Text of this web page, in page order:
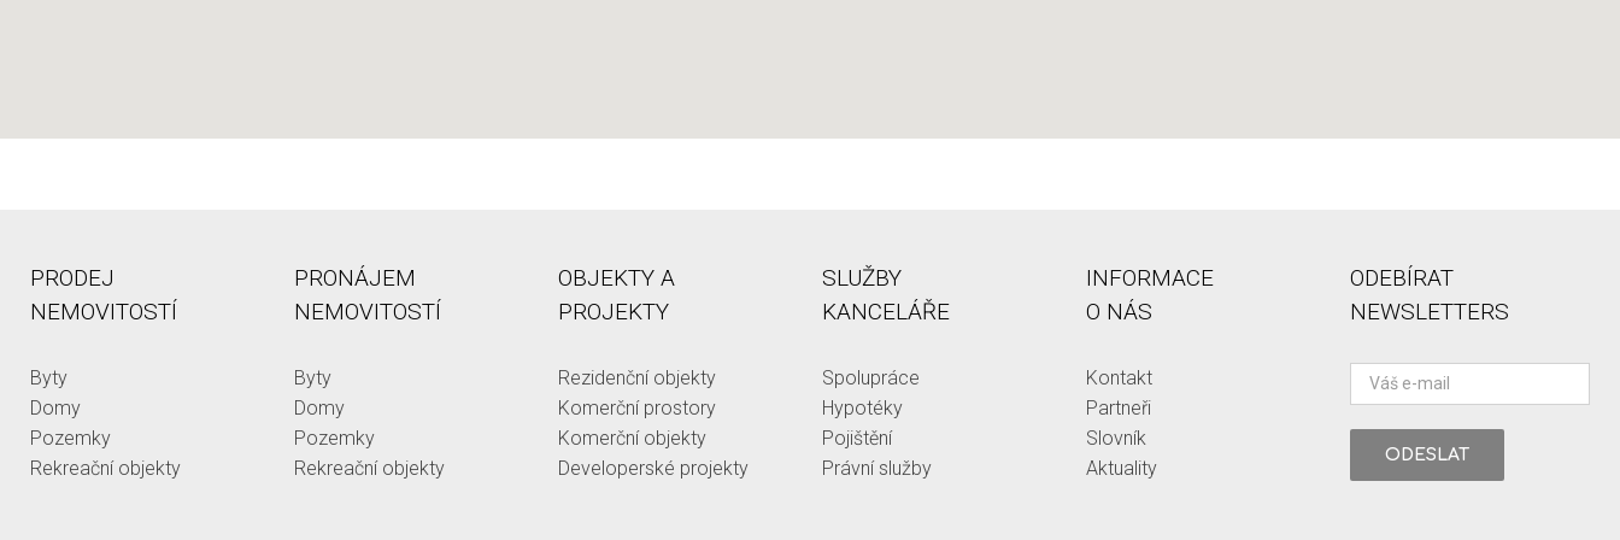
PRODEJ
NEMOVITOSTÍ
Byty
Domy
Pozemky
Rekreační objekty
PRONÁJEM
NEMOVITOSTÍ
Byty
Domy
Pozemky
Rekreační objekty
OBJEKTY A
PROJEKTY
Rezidenční objekty
Komerční prostory
Komerční objekty
Developerské projekty
SLUŽBY
KANCELÁŘE
Spolupráce
Hypotéky
Pojištění
Právní služby
INFORMACE
O NÁS
Kontakt
Partneři
Slovník
Aktuality
ODEBÍRAT
NEWSLETTERS